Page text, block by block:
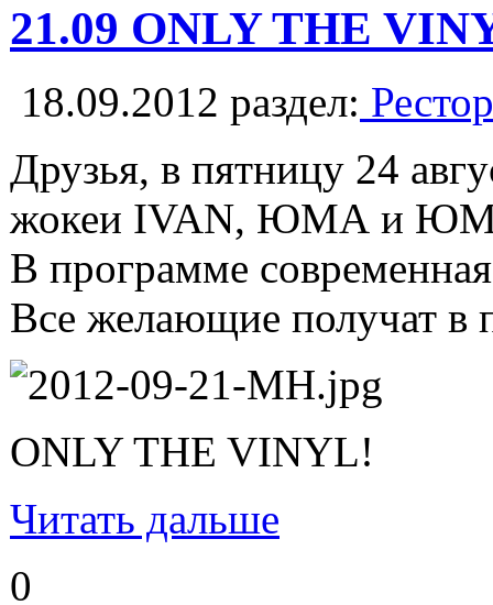
21.09 ONLY THE
18.09.2012 раздел:
Друзья, в пятницу 24
жокеи IVAN, ЮМА и
В программе
Все желающие получат в
ONLY THE VINYL!
Читать дальше
0